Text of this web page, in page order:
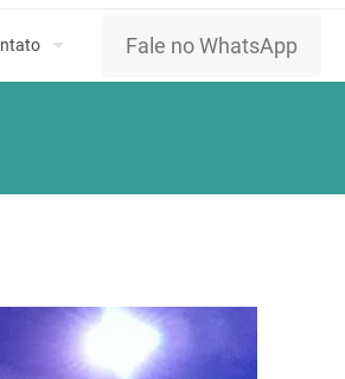
Fale no WhatsApp